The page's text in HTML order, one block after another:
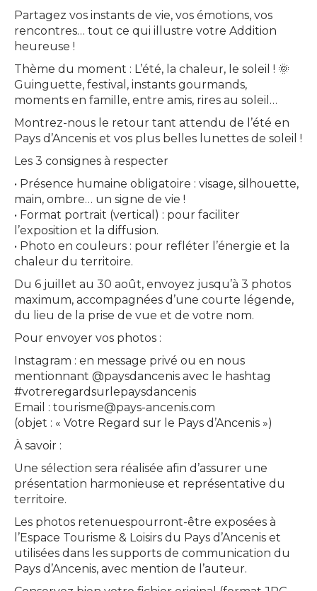
Partagez vos instants de vie, vos émotions, vos
rencontres… tout ce qui illustre votre Addition
heureuse !
Thème du moment : L’été, la chaleur, le soleil ! 🌞​
Guinguette, festival, instants gourmands,
moments en famille, entre amis, rires au soleil…
Montrez-nous le retour tant attendu de l’été en
Pays d’Ancenis et vos plus belles lunettes de soleil !
Les 3 consignes à respecter
• Présence humaine obligatoire : visage, silhouette,
main, ombre… un signe de vie !
• Format portrait (vertical) : pour faciliter
l’exposition et la diffusion.
• Photo en couleurs : pour refléter l’énergie et la
chaleur du territoire.
Du 6 juillet au 30 août, envoyez jusqu’à 3 photos
maximum, accompagnées d’une courte légende,
du lieu de la prise de vue et de votre nom.
Pour envoyer vos photos :
Instagram : en message privé ou en nous
mentionnant @paysdancenis avec le hashtag
#votreregardsurlepaysdancenis
Email : tourisme@pays-ancenis.com
(objet : « Votre Regard sur le Pays d’Ancenis »)
À savoir :
Une sélection sera réalisée afin d’assurer une
présentation harmonieuse et représentative du
territoire.
Les photos retenuespourront-être exposées à
l’Espace Tourisme & Loisirs du Pays d’Ancenis et
utilisées dans les supports de communication du
Pays d’Ancenis, avec mention de l’auteur.